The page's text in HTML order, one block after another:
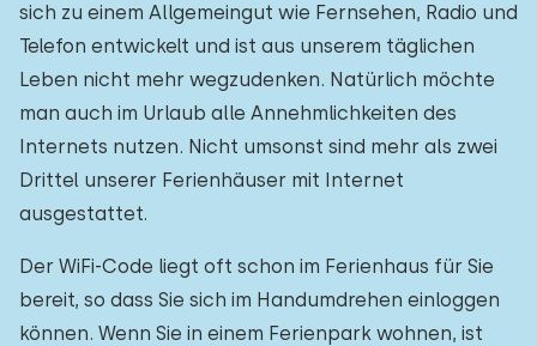
sich zu einem Allgemeingut wie Fernsehen, Radio und
Telefon entwickelt und ist aus unserem täglichen
Leben nicht mehr wegzudenken. Natürlich möchte
man auch im Urlaub alle Annehmlichkeiten des
Internets nutzen. Nicht umsonst sind mehr als zwei
Drittel unserer Ferienhäuser mit Internet
ausgestattet.
Der WiFi-Code liegt oft schon im Ferienhaus für Sie
bereit, so dass Sie sich im Handumdrehen einloggen
können. Wenn Sie in einem Ferienpark wohnen, ist